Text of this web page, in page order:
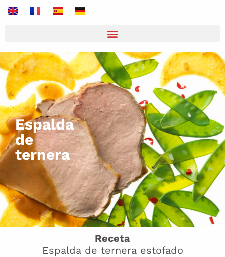
Espalda
de
ternera
Receta
Espalda de ternera estofado